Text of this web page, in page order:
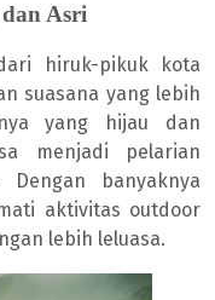
Asri
hiruk-pikuk kota
suasana yang lebih
yang hijau dan
menjadi pelarian
banyaknya
aktivitas outdoor
lebih leluasa.